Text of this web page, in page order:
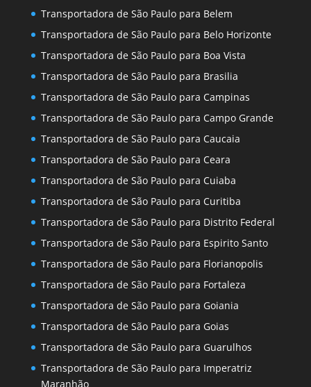
Transportadora de São Paulo para Belem
Transportadora de São Paulo para Belo Horizonte
Transportadora de São Paulo para Boa Vista
Transportadora de São Paulo para Brasilia
Transportadora de São Paulo para Campinas
Transportadora de São Paulo para Campo Grande
Transportadora de São Paulo para Caucaia
Transportadora de São Paulo para Ceara
Transportadora de São Paulo para Cuiaba
Transportadora de São Paulo para Curitiba
Transportadora de São Paulo para Distrito Federal
Transportadora de São Paulo para Espirito Santo
Transportadora de São Paulo para Florianopolis
Transportadora de São Paulo para Fortaleza
Transportadora de São Paulo para Goiania
Transportadora de São Paulo para Goias
Transportadora de São Paulo para Guarulhos
Transportadora de São Paulo para Imperatriz
Maranhão